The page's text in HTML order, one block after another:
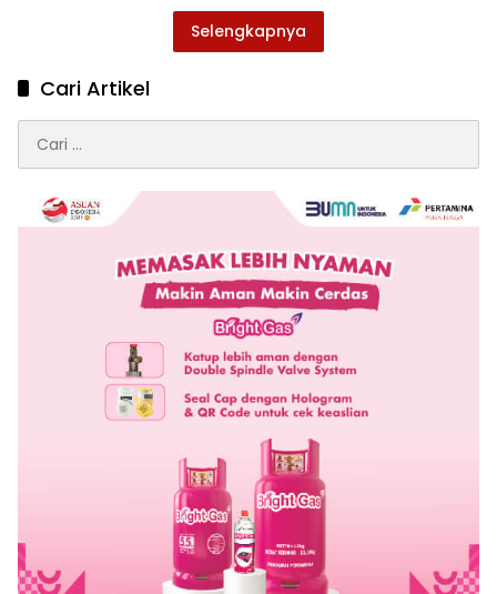
Selengkapnya
Cari Artikel
untuk: